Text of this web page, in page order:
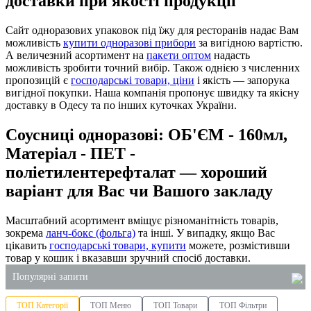
Сайт одноразових упаковок під їжу для ресторанів надає Вам
можливість купити одноразові прибори за вигідною вартістю.
А величезний асортимент на пакети оптом надасть
можливість зробити точний вибір. Також однією з численних
пропозицій є господарські товари, ціни і якість — запорука
вигідної покупки. Наша компанія пропонує швидку та якісну
доставку в Одесу та по інших куточках України.
Соусниці одноразові: ОБ'ЄМ - 160мл,
Матеріал - ПЕТ -
поліетилентерефталат — хороший
варіант для Вас чи Вашого закладу
Масштабний асортимент вміщує різноманітність товарів,
зокрема ланч-бокс (фольга) та інші. У випадку, якщо Вас
цікавить господарські товари, купити можете, розмістивши
товар у кошик і вказавши зручний спосіб доставки.
Популярні запити
ТОП Категорії ТОП Меню ТОП Товари ТОП Фільтри